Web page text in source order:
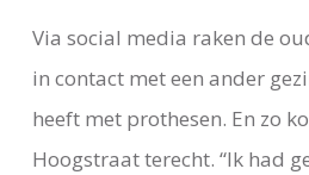
Via social media raken de
in contact met een ander
heeft met prothesen. En zo
Hoogstraat terecht. “Ik had